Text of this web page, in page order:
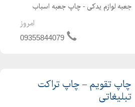
جعبه لوازم یدکی - چاپ جعبه اسباب
بازی چاپ جعبه با استفاده از کاغذهای
پشت طوسی، کاغذ های لمینت و با توجه
امروز
09355844079
چاپ تقویم – چاپ تراکت
تبلیغاتی